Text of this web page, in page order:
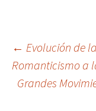
de
← Evolución de
Romanticismo a
Grandes